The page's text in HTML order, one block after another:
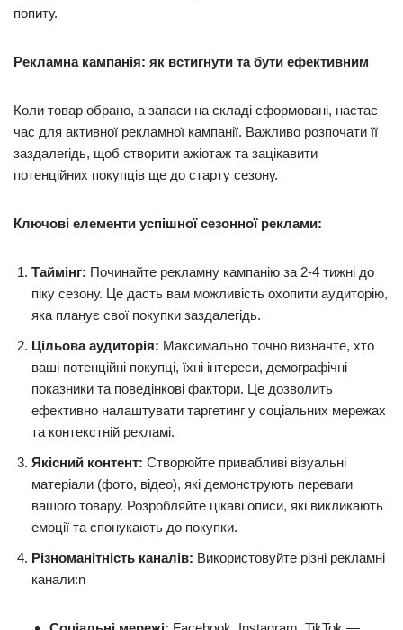
попиту.
Рекламна кампанія: як встигнути та бути ефективним
Коли товар обрано, а запаси на складі сформовані, настає
час для активної рекламної кампанії. Важливо розпочати її
заздалегідь, щоб створити ажіотаж та зацікавити
потенційних покупців ще до старту сезону.
Ключові елементи успішної сезонної реклами:
Таймінг: Починайте рекламну кампанію за 2-4 тижні до
піку сезону. Це дасть вам можливість охопити аудиторію,
яка планує свої покупки заздалегідь.
Цільова аудиторія: Максимально точно визначте, хто
ваші потенційні покупці, їхні інтереси, демографічні
показники та поведінкові фактори. Це дозволить
ефективно налаштувати таргетинг у соціальних мережах
та контекстній рекламі.
Якісний контент: Створюйте привабливі візуальні
матеріали (фото, відео), які демонструють переваги
вашого товару. Розробляйте цікаві описи, які викликають
емоції та спонукають до покупки.
Різноманітність каналів: Використовуйте різні рекламні
канали:n